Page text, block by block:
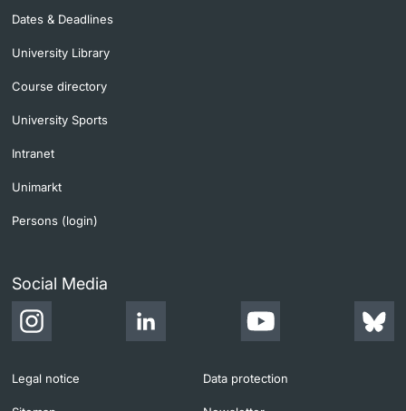
Dates & Deadlines
University Library
Course directory
University Sports
Intranet
Unimarkt
Persons (login)
Social Media
Legal notice Data protection